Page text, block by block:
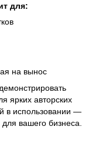
для:
на вынос
ярких авторских
в использовании —
вашего бизнеса.